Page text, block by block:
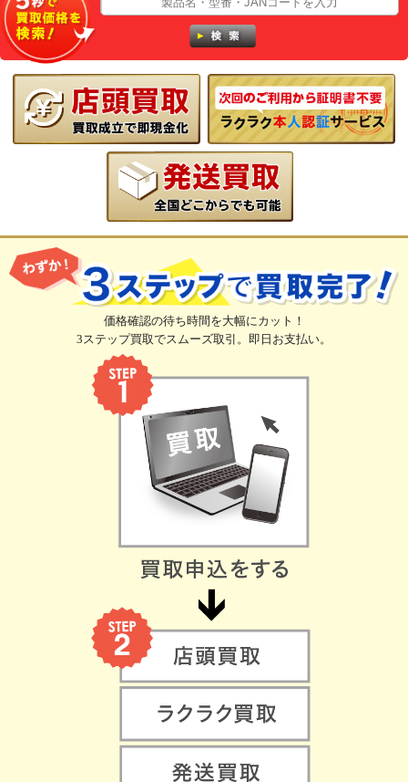
価格確認の待ち時間を大幅にカット！
3ステップ買取でスムーズ取引。即日お支払い。